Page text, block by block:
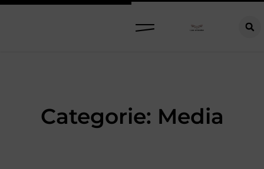
Categorie: Media